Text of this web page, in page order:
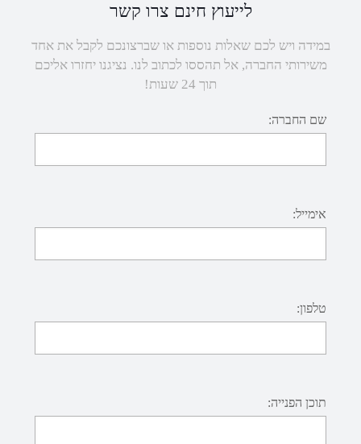
לייעוץ חינם צרו קשר
במידה ויש לכם שאלות נוספות או שברצונכם לקבל את אחד
משירותי החברה, אל תהססו לכתוב לנו. נציגנו יחזרו אליכם
תוך 24 שעות!
שם החברה:
אימייל:
טלפון:
תוכן הפנייה: